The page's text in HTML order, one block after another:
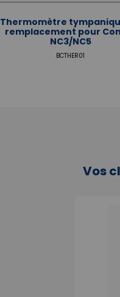
Thermomètre
remplacement pour
NC3/NC5
BCTHER01
Vos